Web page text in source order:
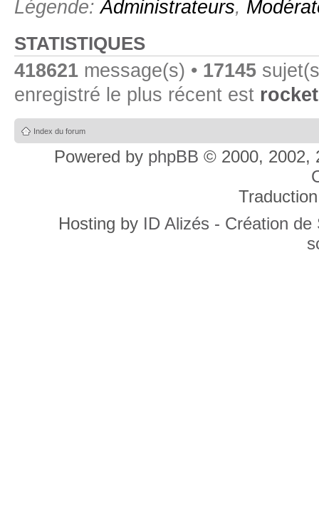
Légende:Administrateurs,
STATISTIQUES
418621 message(s) • 17145
enregistré le plus récent est
Index du forum
Powered by phpBB © 2000, 2002,
Hosting by ID Alizés - Création